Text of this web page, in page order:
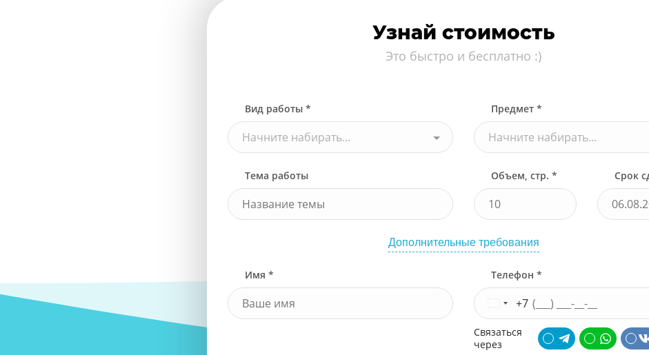
Узнай стоимость
Это быстро и бесплатно :)
Вид работы *
Начните набирать...
Предмет *
Начните набирать...
Тема работы Объем, стр. * Срок
Дополнительные требования
Имя * Телефон *
+7
Связаться
через